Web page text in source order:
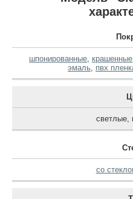
шпонированные крашенные
эмаль пвх
светлые
со